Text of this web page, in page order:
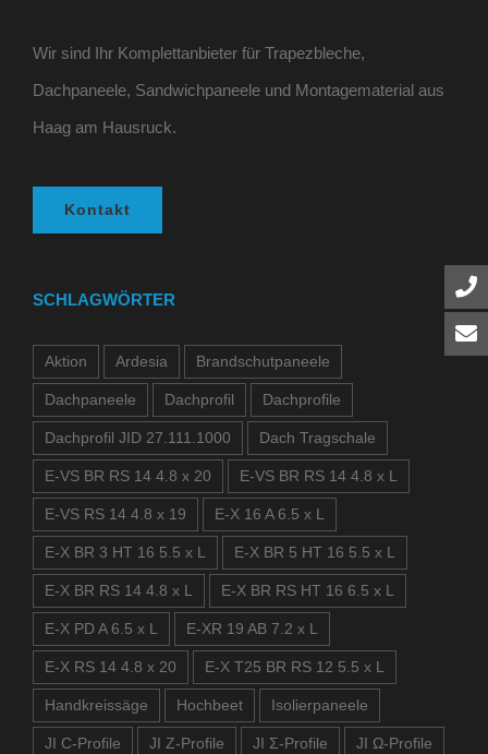
Wir sind Ihr Komplettanbieter für Trapezbleche,
Dachpaneele, Sandwichpaneele und Montagematerial aus
Haag am Hausruck.
Kontakt
SCHLAGWÖRTER
Aktion Ardesia Brandschutpaneele
Dachpaneele Dachprofil Dachprofile
Dachprofil JID 27.111.1000 Dach Tragschale
E-VS BR RS 14 4.8 x 20 E-VS BR RS 14 4.8 x L
E-VS RS 14 4.8 x 19 E-X 16 A 6.5 x L
E-X BR 3 HT 16 5.5 x L E-X BR 5 HT 16 5.5 x L
E-X BR RS 14 4.8 x L E-X BR RS HT 16 6.5 x L
E-X PD A 6.5 x L E-XR 19 AB 7.2 x L
E-X RS 14 4.8 x 20 E-X T25 BR RS 12 5.5 x L
Handkreissäge Hochbeet Isolierpaneele
JI C-Profile JI Z-Profile JI Σ-Profile JI Ω-Profile